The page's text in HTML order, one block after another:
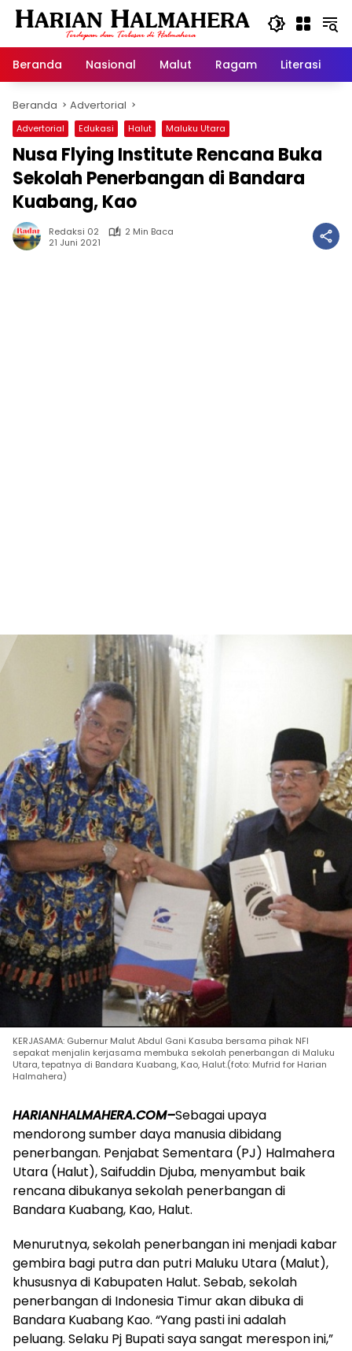
Langsung
Beranda
Nasional Malut Ragam Literasi
Beranda Advertorial
Advertorial Edukasi Halut Maluku Utara
Nusa Flying Institute Rencana Buka
Sekolah Penerbangan di Bandara
Kuabang, Kao
Redaksi 02
2 Min Baca
21 Juni 2021
KERJASAMA: Gubernur Malut Abdul Gani Kasuba bersama pihak NFI
sepakat menjalin kerjasama membuka sekolah penerbangan di Maluku
Utara, tepatnya di Bandara Kuabang, Kao, Halut.(foto: Mufrid for Harian
Halmahera)
HARIANHALMAHERA.COM–Sebagai upaya
mendorong sumber daya manusia dibidang
penerbangan. Penjabat Sementara (PJ) Halmahera
Utara (Halut), Saifuddin Djuba, menyambut baik
rencana dibukanya sekolah penerbangan di
Bandara Kuabang, Kao, Halut.
Menurutnya, sekolah penerbangan ini menjadi kabar
gembira bagi putra dan putri Maluku Utara (Malut),
khususnya di Kabupaten Halut. Sebab, sekolah
penerbangan di Indonesia Timur akan dibuka di
Bandara Kuabang Kao. “Yang pasti ini adalah
peluang. Selaku Pj Bupati saya sangat merespon ini,”